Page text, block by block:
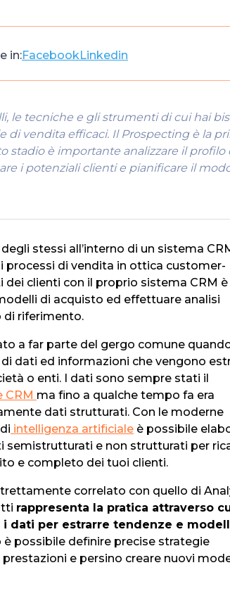
in:FacebookLinkedin
le tecniche e gli strumenti di cui hai
di vendita efficaci. Il Prospecting è la
stadio è importante analizzare il profilo
i potenziali clienti e pianificare il
stessi all’interno di un sistema
processi di vendita in ottica customer-
dei clienti con il proprio sistema CRM è
di acquisto ed effettuare analisi
di riferimento.
a far parte del gergo comune
dati ed informazioni che vengono
o enti. I dati sono sempre stati il
CRM ma fino a qualche tempo fa era
dati strutturati. Con le moderne
intelligenza artificiale è possibile
semistrutturati e non strutturati per
e completo dei tuoi clienti.
correlato con quello di
rappresenta la pratica attraverso
i dati per estrarre tendenze e
possibile definire precise strategie
e persino creare nuovi